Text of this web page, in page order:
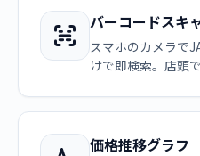
バーコードスキ
スマホのカメラで
けで即検索。店頭
価格推移グラフ